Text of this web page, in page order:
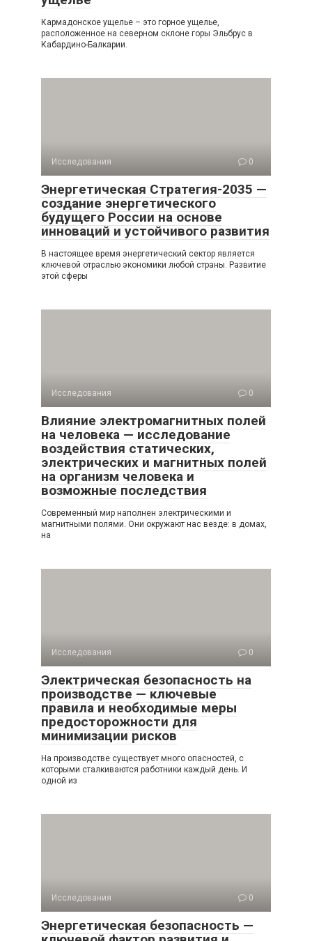
Кармадонское ущелье – это горное ущелье,
расположенное на северном склоне горы Эльбрус в
Кабардино-Балкарии.
Исследования 0
Энергетическая Стратегия-2035 —
создание энергетического
будущего России на основе
инноваций и устойчивого развития
В настоящее время энергетический сектор является
ключевой отраслью экономики любой страны. Развитие
этой сферы
Исследования 0
Влияние электромагнитных полей
на человека — исследование
воздействия статических,
электрических и магнитных полей
на организм человека и
возможные последствия
Современный мир наполнен электрическими и
магнитными полями. Они окружают нас везде: в домах,
на
Исследования 0
Электрическая безопасность на
производстве — ключевые
правила и необходимые меры
предосторожности для
минимизации рисков
На производстве существует много опасностей, с
которыми сталкиваются работники каждый день. И
одной из
Исследования 0
Энергетическая безопасность —